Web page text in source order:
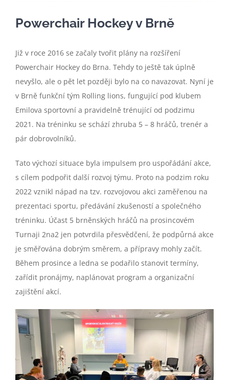
Powerchair Hockey v Brně
Již v roce 2016 se začaly tvořit plány na rozšíření
Powerchair Hockey do Brna. Tehdy to ještě tak úplně
nevyšlo, ale o pět let později bylo na co navazovat. Nyní je
v Brně funkční tým Rolling lions, fungující pod klubem
Emilova sportovní a pravidelně trénující od podzimu
2021. Na tréninku se schází zhruba 5 – 8 hráčů, trenér a
pár dobrovolníků.
Tato výchozí situace byla impulsem pro uspořádání akce,
s cílem podpořit další rozvoj týmu. Proto na podzim roku
2022 vznikl nápad na tzv. rozvojovou akci zaměřenou na
prezentaci sportu, předávání zkušeností a společného
tréninku. Účast 5 brněnských hráčů na prosincovém
Turnaji 2na2 jen potvrdila přesvědčení, že podpůrná akce
je směřována dobrým směrem, a přípravy mohly začít.
Během prosince a ledna se podařilo stanovit termíny,
zařídit pronájmy, naplánovat program a organizační
zajištění akcí.